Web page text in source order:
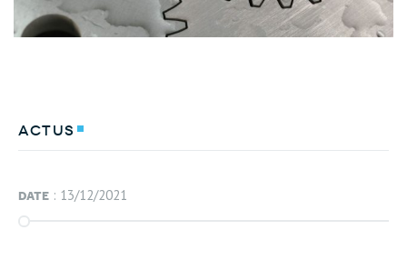
Actus
date : 13/12/2021